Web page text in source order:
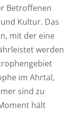
Betroffenen
Kultur. Das
mit der eine
werden
im Ahrtal,
sind zu
hält